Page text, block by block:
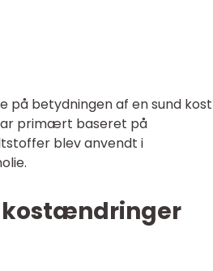
betydningen af en sund kost
primært baseret på
blev anvendt i
kostændringer